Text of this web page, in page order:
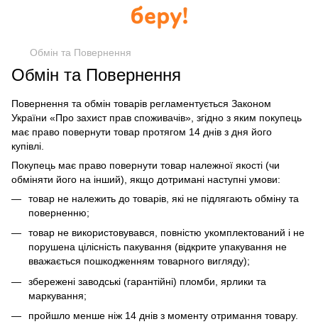
Обмін та Повернення
Обмін та Повернення
Повернення та обмін товарів регламентується Законом
України «Про захист прав споживачів», згідно з яким покупець
має право повернути товар протягом 14 днів з дня його
купівлі.
Покупець має право повернути товар належної якості (чи
обміняти його на інший), якщо дотримані наступні умови:
товар не належить до товарів, які не підлягають обміну та
поверненню;
товар не використовувався, повністю укомплектований і не
порушена цілісність пакування (відкрите упакування не
вважається пошкодженням товарного вигляду);
збережені заводські (гарантійні) пломби, ярлики та
маркування;
пройшло менше ніж 14 днів з моменту отримання товару.